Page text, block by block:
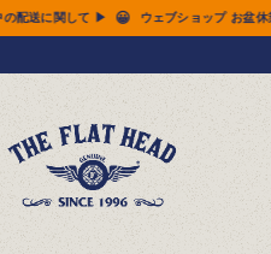
ョップ お盆休業期間中の配送に関して ▶ 😀